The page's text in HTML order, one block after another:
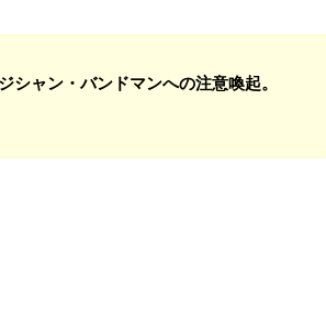
シャン・バンドマンへの注意喚起。